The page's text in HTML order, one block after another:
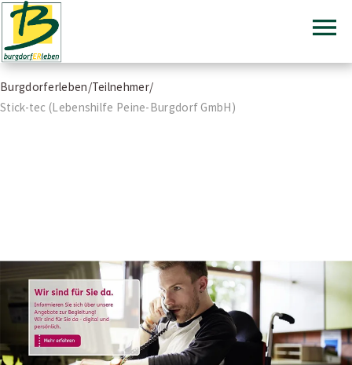
Zum
Inhalt
Burgdorferleben
Burgdorferleben
Burgdorferleben/Teilnehmer/
Stick-tec (Lebenshilfe Peine-Burgdorf GmbH)